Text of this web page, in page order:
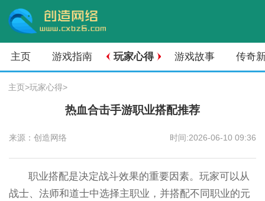
主页 游戏指南 玩家心得 游戏故事 传奇
主页>玩家心得>
热血合击手游职业搭配推荐
来源：创造网络 时间:2026-06-10 09:36
职业搭配是决定战斗效果的重要因素。玩家可以从
战士、法师和道士中选择主职业，并搭配不同职业的元